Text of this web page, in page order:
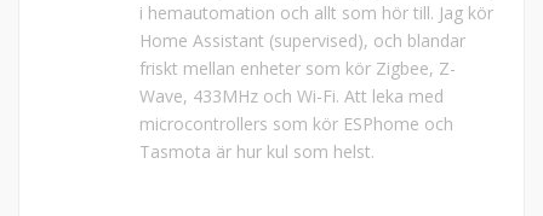
i hemautomation och allt som hör till. Jag kör
Home Assistant (supervised), och blandar
friskt mellan enheter som kör Zigbee, Z-
Wave, 433MHz och Wi-Fi. Att leka med
microcontrollers som kör ESPhome och
Tasmota är hur kul som helst.